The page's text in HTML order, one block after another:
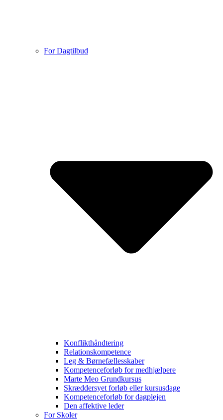
For Dagtilbud
Konflikthåndtering
Relationskompetence
Leg & Børnefællesskaber
Kompetenceforløb for medhjælpere
Marte Meo Grundkursus
Skræddersyet forløb eller kursusdage
Kompetenceforløb for dagplejen
Den affektive leder
For Skoler